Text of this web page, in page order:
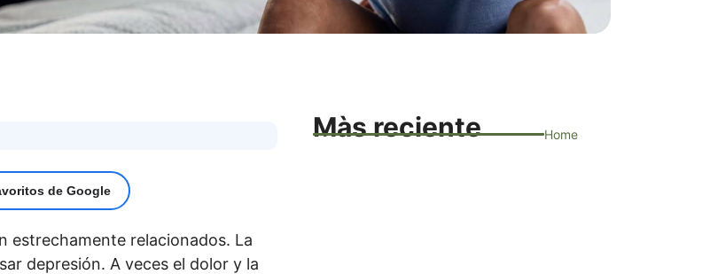
de Google
estrechamente relacionados. La
depresión. A veces el dolor y la
Màs reciente Home